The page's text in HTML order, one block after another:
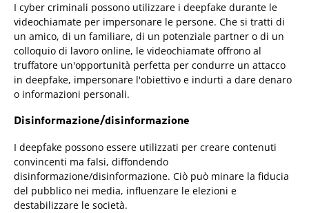
I cyber criminali possono utilizzare i deepfake durante le
videochiamate per impersonare le persone. Che si tratti di
un amico, di un familiare, di un potenziale partner o di un
colloquio di lavoro online, le videochiamate offrono al
truffatore un'opportunità perfetta per condurre un attacco
in deepfake, impersonare l'obiettivo e indurti a dare denaro
o informazioni personali.
Disinformazione/disinformazione
I deepfake possono essere utilizzati per creare contenuti
convincenti ma falsi, diffondendo
disinformazione/disinformazione. Ciò può minare la fiducia
del pubblico nei media, influenzare le elezioni e
destabilizzare le società.